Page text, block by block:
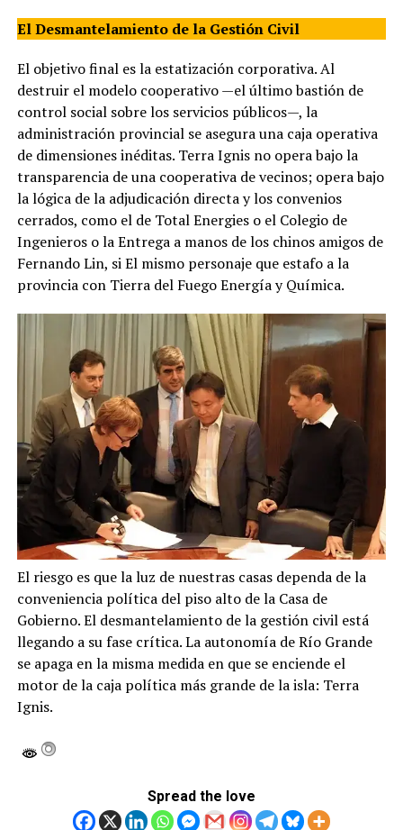
El Desmantelamiento de la Gestión Civil
El objetivo final es la estatización corporativa. Al
destruir el modelo cooperativo —el último bastión de
control social sobre los servicios públicos—, la
administración provincial se asegura una caja operativa
de dimensiones inéditas. Terra Ignis no opera bajo la
transparencia de una cooperativa de vecinos; opera bajo
la lógica de la adjudicación directa y los convenios
cerrados, como el de Total Energies o el Colegio de
Ingenieros o la Entrega a manos de los chinos amigos de
Fernando Lin, si El mismo personaje que estafo a la
provincia con Tierra del Fuego Energía y Química.
El riesgo es que la luz de nuestras casas dependa de la
conveniencia política del piso alto de la Casa de
Gobierno. El desmantelamiento de la gestión civil está
llegando a su fase crítica. La autonomía de Río Grande
se apaga en la misma medida en que se enciende el
motor de la caja política más grande de la isla: Terra
Ignis.
Spread the love